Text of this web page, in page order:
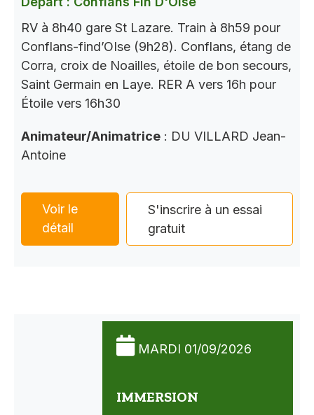
RV à 8h40 gare St Lazare. Train à 8h59 pour
Conflans-find’OIse (9h28). Conflans, étang de
Corra, croix de Noailles, étoile de bon secours,
Saint Germain en Laye. RER A vers 16h pour
Étoile vers 16h30
Animateur/Animatrice : DU VILLARD Jean-
Antoine
Voir le
détail
S'inscrire à un essai
gratuit
MARDI 01/09/2026
IMMERSION